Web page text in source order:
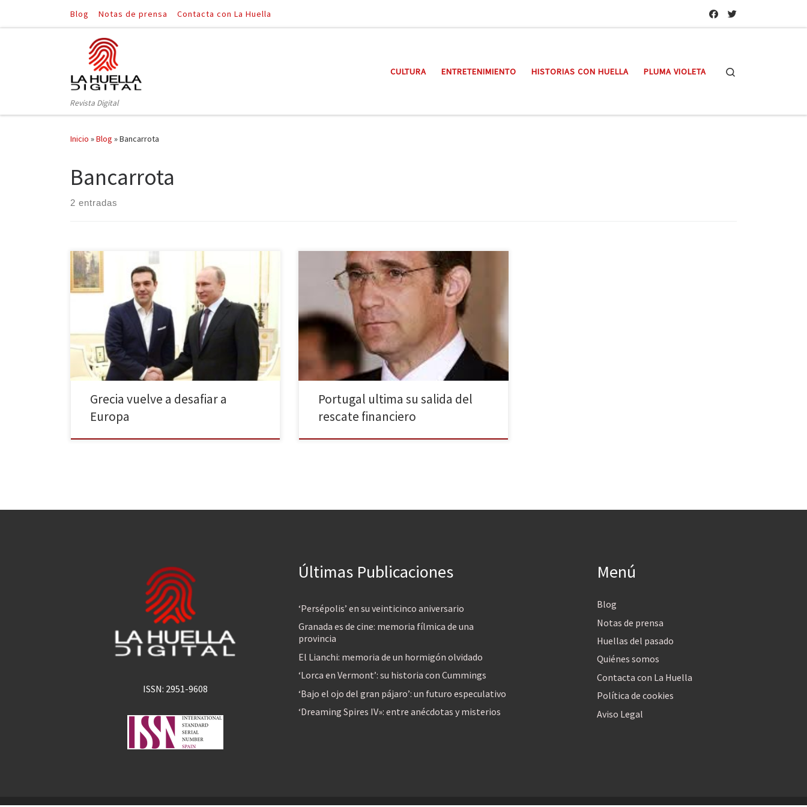
Saltar al contenido
Blog Notas de prensa Contacta con La Huella
Revista Digital
CULTURA ENTRETENIMIENTO HISTORIAS CON HUELLA PLUMA VIOLETA
Inicio »Blog »Bancarrota
Bancarrota
2 entradas
El Gobierno griego ha dado un paso adelante en su
política exterior acercándose a Rusia para trazar
nuevos caminos hacia la recuperación. Sin embargo,
desde Bruselas se encargan de recordar los
compromisos que Grecia tiene con las instituciones
europeas y advierten de que distanciarse de la Unión
Europea supondría un […]
Grecia vuelve a desafiar a
Europa
El próximo 18 de mayo expirará el actual programa de
asistencia financiera concedido a Portugal en 2011 por
la Troika (FMI, Comisión Europea y Fondo europeo de
estabilidad) que evitó con 78.000 millones de euros la
bancarrota del país. Con motivo de la finalización de
éste, el Gobierno portugués y […]
Portugal ultima su salida del
rescate financiero
ISSN: 2951-9608
Últimas Publicaciones
‘Persépolis’ en su veinticinco aniversario
Granada es de cine: memoria fílmica de una
provincia
El Lianchi: memoria de un hormigón olvidado
‘Lorca en Vermont’: su historia con Cummings
‘Bajo el ojo del gran pájaro’: un futuro especulativo
‘Dreaming Spires IV»: entre anécdotas y misterios
Menú
Blog
Notas de prensa
Huellas del pasado
Quiénes somos
Contacta con La Huella
Política de cookies
Aviso Legal